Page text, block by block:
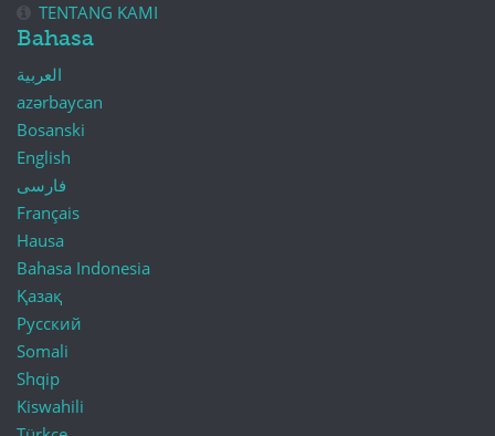
TENTANG KAMI
Bahasa
العربية
azərbaycan
Bosanski
English
فارسی
Français
Hausa
Bahasa Indonesia
Қазақ
Русский
Somali
Shqip
Kiswahili